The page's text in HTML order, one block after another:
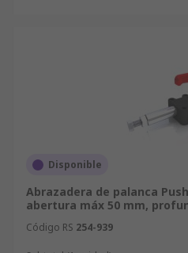
Disponible
Abrazadera de palanca
abertura máx 50 mm,
Código RS 254-939